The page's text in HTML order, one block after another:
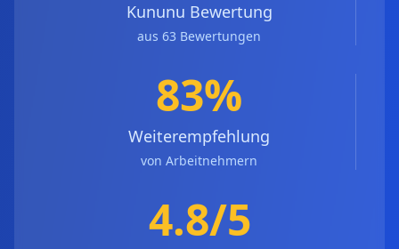
Kununu Bewertung
aus 63 Bewertungen
83%
Weiterempfehlung
von Arbeitnehmern
4.8/5